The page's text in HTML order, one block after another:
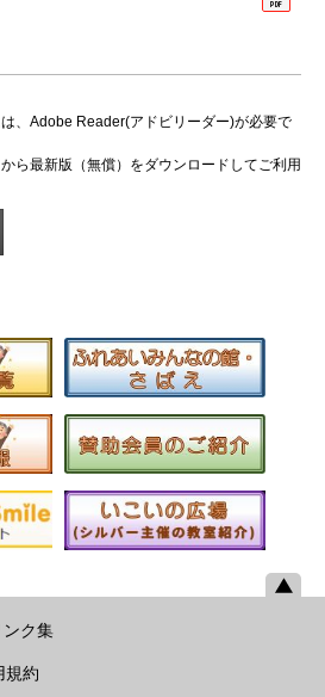
、Adobe Reader(アドビリーダー)が必要で
ら最新版（無償）をダウンロードしてご利用
ンク集
規約